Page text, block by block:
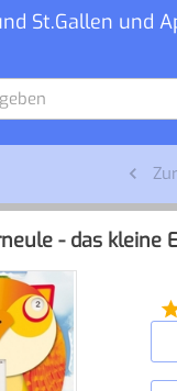
St.Gallen und
- das kleine